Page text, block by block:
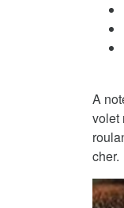
A
volet
cher.